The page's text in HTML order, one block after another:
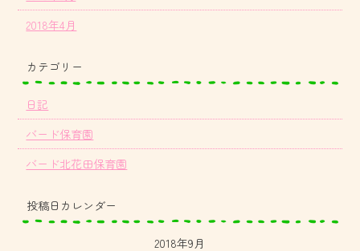
2018年4月
カテゴリー
日記
バード保育園
バード北花田保育園
投稿日カレンダー
2018年9月